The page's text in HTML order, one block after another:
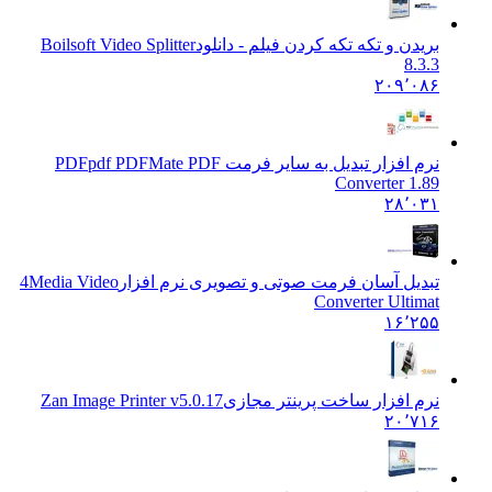
بریدن و تکه تکه کردن فیلم - دانلود Boilsoft Video Splitter
۲۰۹٬۰۸۶
نرم افزار تبدیل به سایر فرمت PDFpdf PDFMate PDF
Converter 1.89
۲۸٬۰۳۱
تبدیل آسان فرمت صوتی و تصویری نرم افزار 4Media Video
Converter Ultimat
۱۶٬۲۵۵
نرم افزار ساخت پرینتر مجازیZan Image Printer v5.0.17
۲۰٬۷۱۶